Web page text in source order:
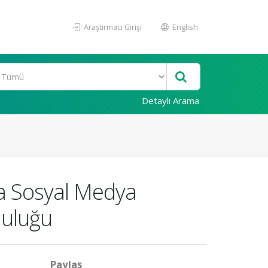
Araştırmacı Girişi English
Detaylı Arama
Sosyal Medya
Paylaş